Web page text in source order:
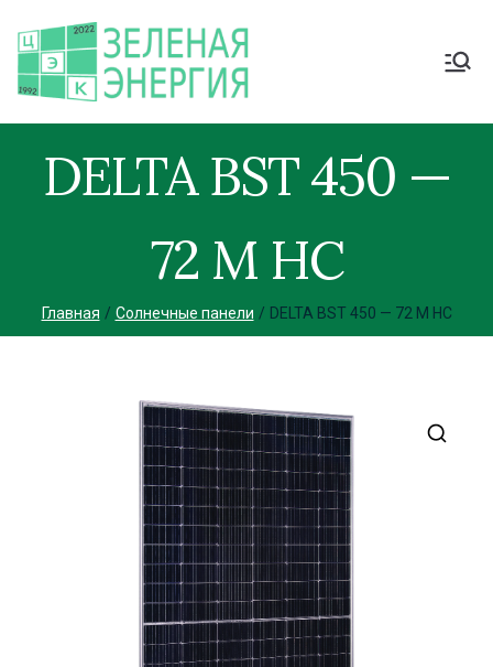
DELTA BST 450 —
72 M HC
Главная Солнечные панели DELTA BST 450 — 72 M HC